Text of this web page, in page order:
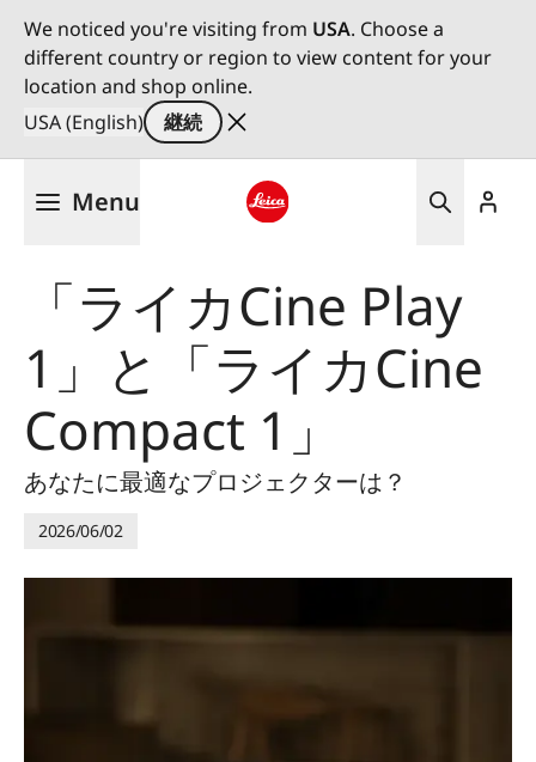
We noticed you're visiting from USA. Choose a
different country or region to view content for your
location and shop online.
USA (English)
継続
Menu
「ライカCine Play
1」と「ライカCine
Compact 1」
あなたに最適なプロジェクターは？
2026/06/02